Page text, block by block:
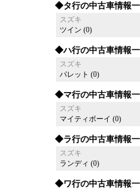
◆タ行の中古車情報
スズキ
ツイン (0)
◆ハ行の中古車情報
スズキ
パレット (0)
◆マ行の中古車情報
スズキ
マイティボーイ (0)
◆ラ行の中古車情報
スズキ
ランディ (0)
◆ワ行の中古車情報